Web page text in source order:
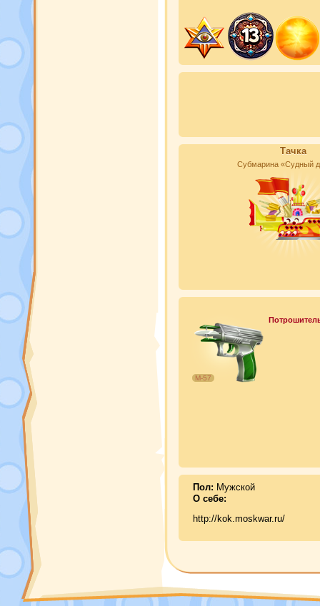
Тачка
Субмарина «Судный
М-57
Пол: Мужской
О себе:
http://kok.moskwar.ru/